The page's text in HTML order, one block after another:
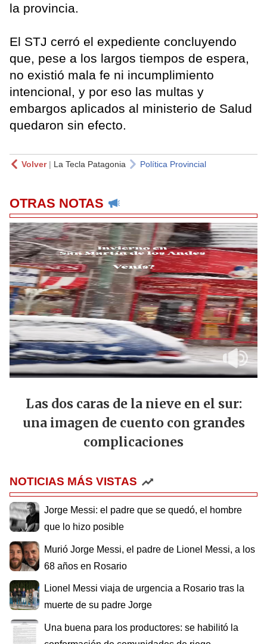
la provincia.
El STJ cerró el expediente concluyendo
que, pese a los largos tiempos de espera,
no existió mala fe ni incumplimiento
intencional, y por eso las multas y
embargos aplicados al ministerio de Salud
quedaron sin efecto.
Volver| La Tecla Patagonia Política Provincial
OTRAS NOTAS
Las dos caras de la nieve en el sur:
una imagen de cuento con grandes
complicaciones
NOTICIAS MÁS VISTAS
Jorge Messi: el padre que se quedó, el hombre
que lo hizo posible
Murió Jorge Messi, el padre de Lionel Messi, a los
68 años en Rosario
Lionel Messi viaja de urgencia a Rosario tras la
muerte de su padre Jorge
Una buena para los productores: se habilitó la